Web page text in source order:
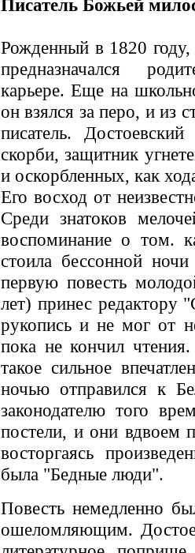
Писатель Божьей
Рожденный в 1820
предназначался
карьере. Еще на
он взялся за перо, и из
писатель.
скорби, защитник
и оскорбленных, как
Его восход от
Среди знатоков
воспоминание о том.
стоила бессонной
первую повесть
лет) принес редактору
рукопись и не мог от
пока не кончил
такое сильное
ночью отправился к
законодателю того
постели, и они вдвоем
восторгаясь
была "Бедные люди".
Повесть немедленно
ошеломляющим.